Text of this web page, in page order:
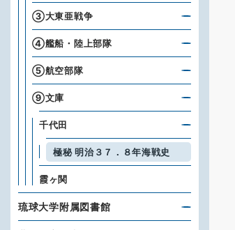
③大東亜戦争
④艦船・陸上部隊
⑤航空部隊
⑨文庫
千代田
極秘 明治３７．８年海戦史
霞ヶ関
琉球大学附属図書館